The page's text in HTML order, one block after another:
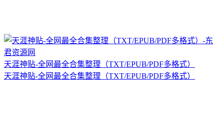
天涯神贴-全网最全合集整理（TXT/EPUB/PDF多格式）
天涯神贴-全网最全合集整理（TXT/EPUB/PDF多格式）